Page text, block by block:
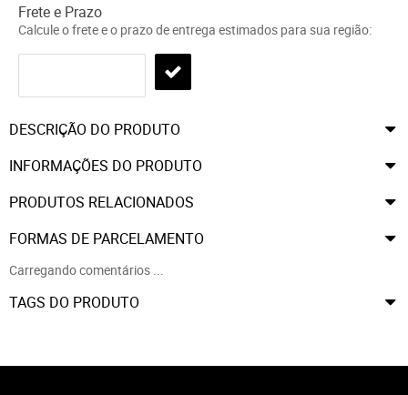
Frete e Prazo
Calcule o frete e o prazo de entrega estimados para sua região:
DESCRIÇÃO DO PRODUTO
INFORMAÇÕES DO PRODUTO
PRODUTOS RELACIONADOS
FORMAS DE PARCELAMENTO
Carregando comentários ...
TAGS DO PRODUTO